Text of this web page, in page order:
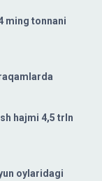
ming tonnani
hajmi 4,5 trln
oylaridagi